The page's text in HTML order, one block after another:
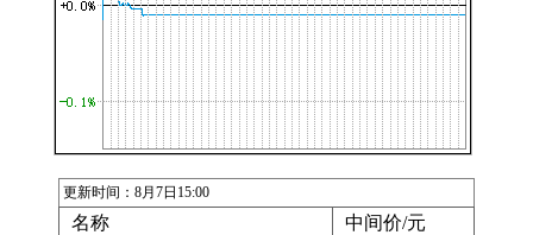
更新时间：8月7日15:00
名称
中间价/元